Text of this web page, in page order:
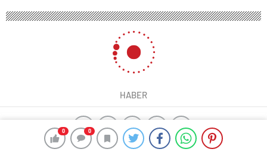
0 0
HABER
yangın algılama sistemleri